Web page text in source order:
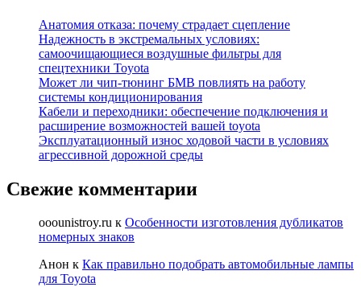
Анатомия отказа: почему страдает сцепление
Надежность в экстремальных условиях:
самоочищающиеся воздушные фильтры для
спецтехники Toyota
Может ли чип-тюнинг БМВ повлиять на работу
системы кондиционирования
Кабели и переходники: обеспечение подключения и
расширение возможностей вашей toyota
Эксплуатационный износ ходовой части в условиях
агрессивной дорожной среды
Свежие комментарии
ooounistroy.ru к Особенности изготовления дубликатов
номерных знаков
Анон к Как правильно подобрать автомобильные лампы
для Toyota